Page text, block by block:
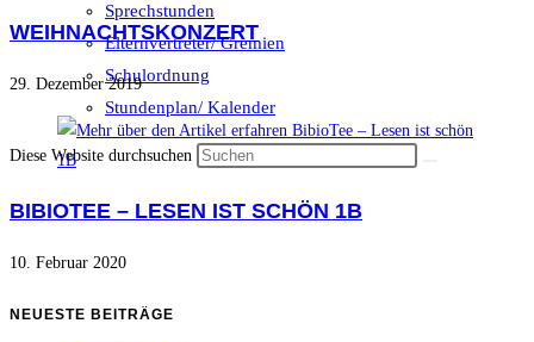
Sprechstunden
Elternvertreter/ Gremien
Schulordnung
Stundenplan/ Kalender
Diese Website durchsuchen
WEIHNACHTSKONZERT
29. Dezember 2019
BIBIOTEE – LESEN IST SCHÖN 1B
10. Februar 2020
NEUESTE BEITRÄGE